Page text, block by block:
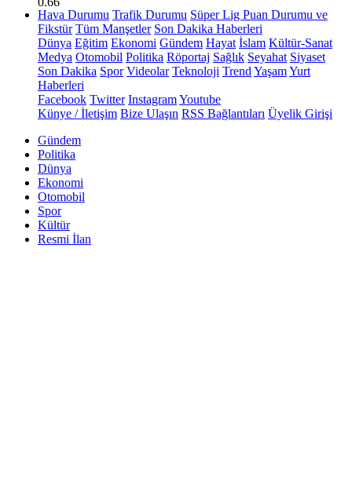
Hava Durumu Trafik Durumu Süper Lig Puan Durumu ve
Fikstür Tüm Manşetler Son Dakika Haberleri
Dünya Eğitim Ekonomi Gündem Hayat İslam Kültür-Sanat
Medya Otomobil Politika Röportaj Sağlık Seyahat Siyaset
Son Dakika Spor Videolar Teknoloji Trend YaşamYurt
Haberleri
Facebook Twitter InstagramYoutube
Künye / İletişim Bize Ulaşın RSS Bağlantıları Üyelik Girişi
Gündem
Politika
Dünya
Ekonomi
Otomobil
Spor
Kültür
Resmi İlan